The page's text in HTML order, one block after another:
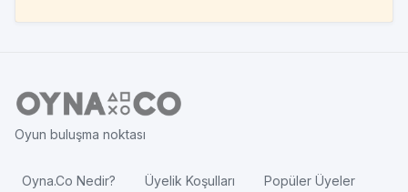
Oyun buluşma noktası
Oyna.Co Nedir? Üyelik Koşulları Popüler Üyeler